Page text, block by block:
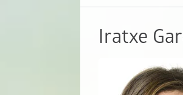
Iratxe